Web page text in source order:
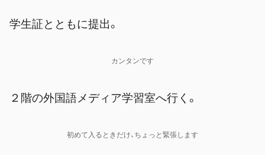
学生証とともに提出。
カンタンです
２階の外国語メディア学習室へ行く。
初めて入るときだけ、ちょっと緊張します